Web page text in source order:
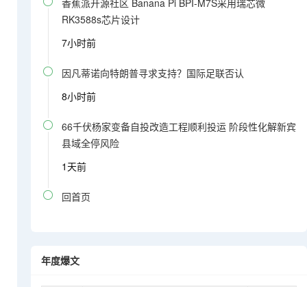
香蕉派开源社区 Banana Pi BPI-M7S采用瑞芯微
RK3588s芯片设计
7小时前

因凡蒂诺向特朗普寻求支持？国际足联否认
8小时前

66千伏杨家变备自投改造工程顺利投运 阶段性化解新宾
县域全停风险
1天前
 回首页
年度爆文